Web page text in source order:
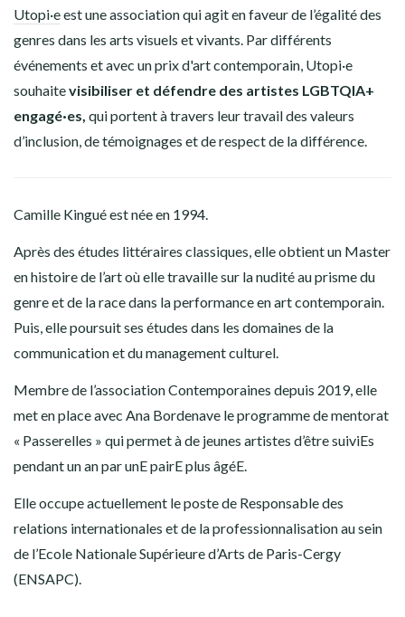
Utopi·eest une association qui agit en faveur de l’égalité des
genres dans les arts visuels et vivants. Par différents
événements et avec un prix d'art contemporain, Utopi·e
souhaitevisibiliser et défendre des artistes LGBTQIA+
engagé·es, qui portent à travers leur travail des valeurs
d’inclusion, de témoignages et de respect de la différence.
Camille Kingué est née en 1994.
Après des études littéraires classiques, elle obtient un Master
en histoire de l’art où elle travaille sur la nudité au prisme du
genre et de la race dans la performance en art contemporain.
Puis, elle poursuit ses études dans les domaines de la
communication et du management culturel.
Membre de l’association Contemporaines depuis 2019, elle
met en place avec Ana Bordenave le programme de mentorat
« Passerelles » qui permet à de jeunes artistes d’être suiviEs
pendant un an par unE pairE plus âgéE.
Elle occupe actuellement le poste de Responsable des
relations internationales et de la professionnalisation au sein
de l’Ecole Nationale Supérieure d’Arts de Paris-Cergy
(ENSAPC).